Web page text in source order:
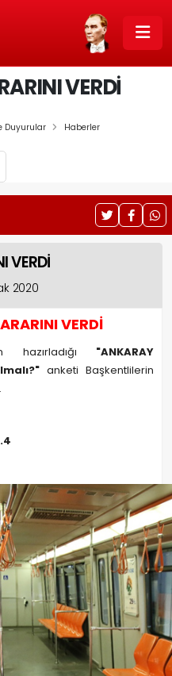
VERDİ
Duyurular Haberler
VERDİ
2020
VERDİ
hazırladığı "ANKARAY
anketi Başkentlilerin